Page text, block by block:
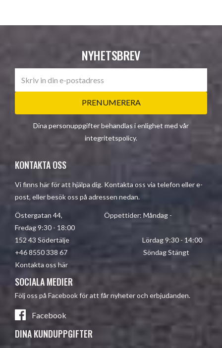
NYHETSBREV
PRENUMERERA
Dina personuppgifter behandlas i enlighet med vår
integritetspolicy.
KONTAKTA OSS
Vi finns här för att hjälpa dig. Kontakta oss via telefon eller e-
post, eller besök oss på adressen nedan.
Östergatan 44, Öppettider: Måndag -
Fredag 9:30 - 18:00
152 43 Södertälje Lördag 9:30 - 14:00
+46 8550 338 67 Söndag Stängt
Kontakta oss här
SOCIALA MEDIER
Följ oss på Facebook för att får nyheter och erbjudanden.
Facebook
DINA KUNDUPPGIFTER